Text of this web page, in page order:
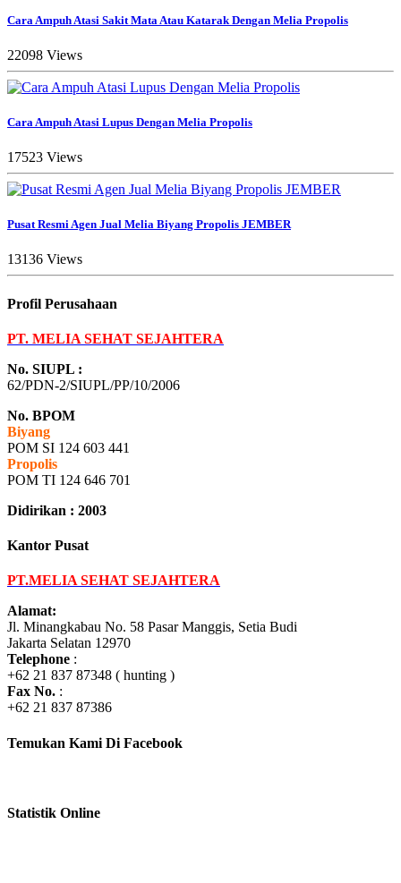
Cara Ampuh Atasi Sakit Mata Atau Katarak Dengan Melia Propolis
22098 Views
Cara Ampuh Atasi Lupus Dengan Melia Propolis
17523 Views
Pusat Resmi Agen Jual Melia Biyang Propolis JEMBER
13136 Views
Profil Perusahaan
PT. MELIA SEHAT SEJAHTERA
No. SIUPL :
62/PDN-2/SIUPL/PP/10/2006
No. BPOM
Biyang
POM SI 124 603 441
Propolis
POM TI 124 646 701
Didirikan : 2003
Kantor Pusat
PT.MELIA SEHAT SEJAHTERA
Alamat:
Jl. Minangkabau No. 58 Pasar Manggis, Setia Budi
Jakarta Selatan 12970
Telephone :
+62 21 837 87348 ( hunting )
Fax No. :
+62 21 837 87386
Temukan Kami Di Facebook
Statistik Online